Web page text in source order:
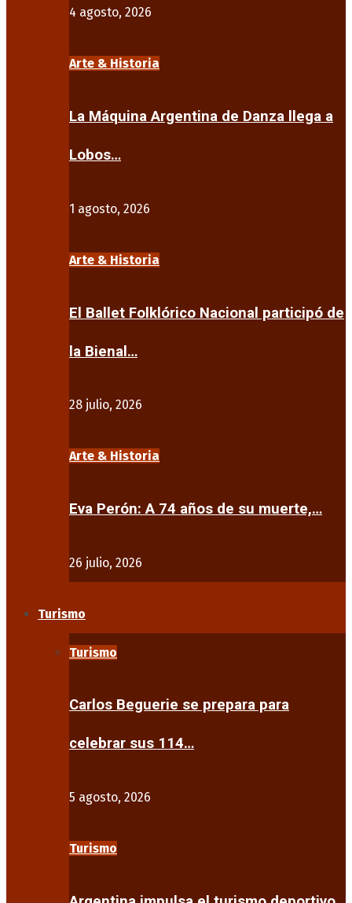
4 agosto, 2026
Arte & Historia
La Máquina Argentina de Danza llega a
Lobos…
1 agosto, 2026
Arte & Historia
El Ballet Folklórico Nacional participó de
la Bienal…
28 julio, 2026
Arte & Historia
Eva Perón: A 74 años de su muerte,…
26 julio, 2026
Turismo
Turismo
Carlos Beguerie se prepara para
celebrar sus 114…
5 agosto, 2026
Turismo